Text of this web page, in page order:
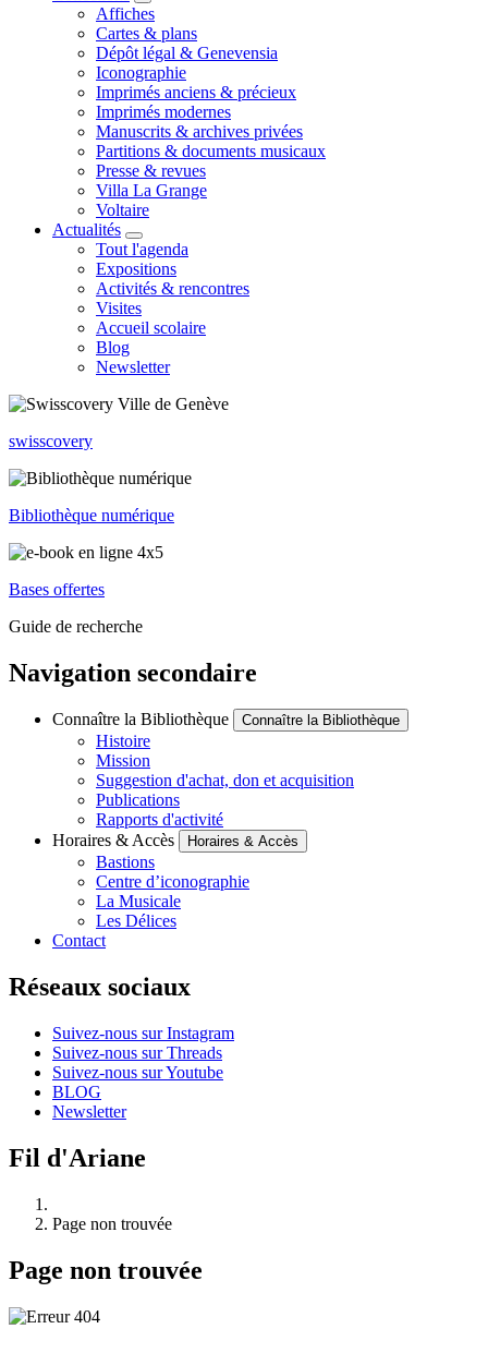
Affiches
Cartes & plans
Dépôt légal & Genevensia
Iconographie
Imprimés anciens & précieux
Imprimés modernes
Manuscrits & archives privées
Partitions & documents musicaux
Presse & revues
Villa La Grange
Voltaire
Actualités
Tout l'agenda
Expositions
Activités & rencontres
Visites
Accueil scolaire
Blog
Newsletter
swisscovery
Bibliothèque numérique
Bases offertes
Guide de recherche
Navigation secondaire
Connaître la Bibliothèque Connaître la Bibliothèque
Histoire
Mission
Suggestion d'achat, don et acquisition
Publications
Rapports d'activité
Horaires & Accès
Horaires & Accès
Bastions
Centre d’iconographie
La Musicale
Les Délices
Contact
Réseaux sociaux
Suivez-nous sur Instagram
Suivez-nous sur Threads
Suivez-nous sur Youtube
BLOG
Newsletter
Fil d'Ariane
Page non trouvée
Page non trouvée